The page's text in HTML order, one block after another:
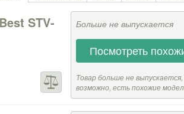
STV- Больше не выпускается
Посмотреть
Товар больше не выпускается,
возможно, есть похожие